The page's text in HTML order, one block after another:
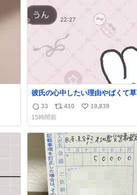
数
彼氏の心中したい理由やばくて草
返
信
数
33
リ
ポ
ス
ト
数
410
い
ね
数
19,839
15時間前